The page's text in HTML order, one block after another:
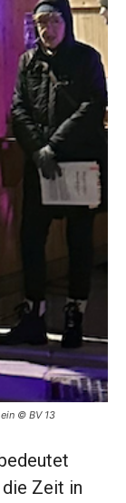
© BV 13
Zeit in